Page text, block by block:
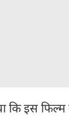
इस फिल्म